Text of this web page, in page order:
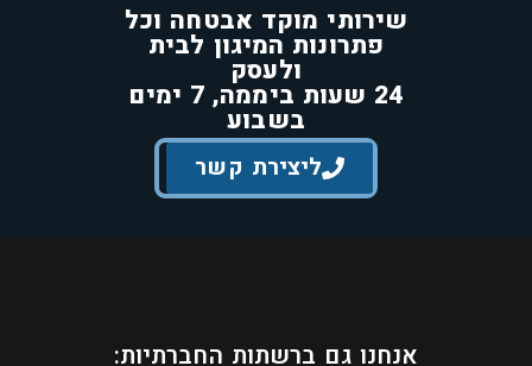
שירותי מוקד אבטחה וכל
פתרונות המיגון לבית
ולעסק
24 שעות ביממה, 7 ימים
בשבוע
ליצירת קשר
אנחנו גם ברשתות החברתיות: